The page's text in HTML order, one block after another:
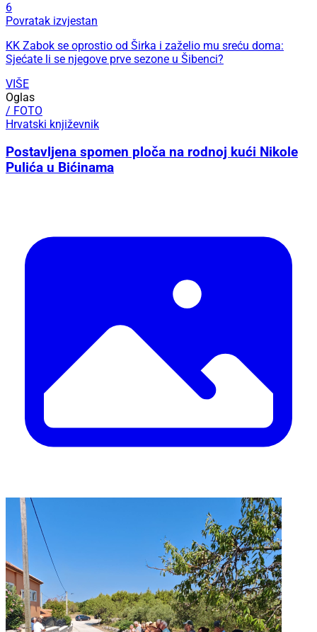
6
Povratak izvjestan
KK Zabok se oprostio od Širka i zaželio mu sreću doma:
Sjećate li se njegove prve sezone u Šibenci?
VIŠE
Oglas
/ FOTO
Hrvatski književnik
Postavljena spomen ploča na rodnoj kući Nikole
Pulića u Bićinama